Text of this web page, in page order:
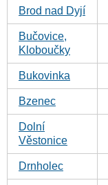
Brod nad Dyjí
Bučovice,
Kloboučky
Bukovinka
Bzenec
Dolní
Věstonice
Drnholec